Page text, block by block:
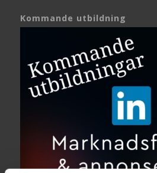
Kommande utbildning